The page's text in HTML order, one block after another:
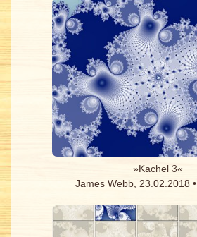
»Kachel 3«
James Webb, 23.02.2018 •